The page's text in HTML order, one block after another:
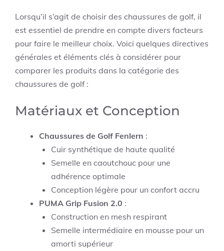
Lorsqu’il s’agit de choisir des chaussures de golf, il
est essentiel de prendre en compte divers facteurs
pour faire le meilleur choix. Voici quelques directives
générales et éléments clés à considérer pour
comparer les produits dans la catégorie des
chaussures de golf :
Matériaux et Conception
Chaussures de Golf Fenlern :
Cuir synthétique de haute qualité
Semelle en caoutchouc pour une
adhérence optimale
Conception légère pour un confort accru
PUMA Grip Fusion 2.0 :
Construction en mesh respirant
Semelle intermédiaire en mousse pour un
amorti supérieur